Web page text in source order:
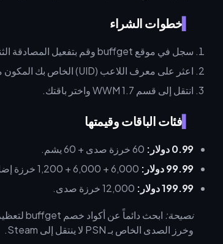
خطوات الشراء
سجل في موقع buffget وقم بتفعيل المصادقة الثنائية (2FA) للمعاملات التي تزيد عن 10 دولارات.
اعثر على معرف اللاعب (UID) الخاص بك المكون من 8-10 أرقام بالضغط على مفتاح ESC داخل اللعبة تحت اسم شخصيتك.
انتقل إلى قسم WWM 1.7 واختر باقتك.
فئات الباقات وقيمتها
0.99 دولار:
99.99 دولار:
199.99 دولار:
نصيحة:
وخرز الصدى الخاص بـ PSN لا ينتقل إلى Steam.